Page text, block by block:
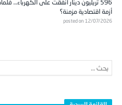
596 تريليون دينار أُنفقت على الكهرباء…
أزمة اقتصادية مزمنة؟
posted on 12/07/2026